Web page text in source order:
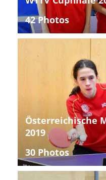
42 Photos
Österreichische
2019
30 Photos